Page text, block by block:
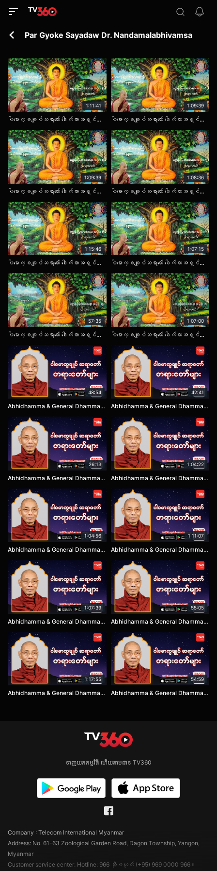
Par Gyoke Sayadaw Dr. Nandamalabhivamsa
1:11:41
ပါမောက္ခချုပ်ဆရာတော် ဒေါက်တာအရှင်နန္ဒမာလာဘိဝံသ။ ပဌာန်းမြတ်ဒေသနာ တရားတော် အပိုင်း (၁)
1:09:39
ပါမောက္ခချုပ်ဆရာတော် ဒေါက်တာအရှင်နန္ဒမာလာဘိဝံသ။ ပဌာန်းမြတ်ဒေသနာ တရားတော် အပိုင်း (၂)
1:09:39
ပါမောက္ခချုပ်ဆရာတော် ဒေါက်တာအရှင်နန္ဒမာလာဘိဝံသ။ ပဌာန်းမြတ်ဒေသနာ တရားတော် အပိုင်း (၃)
1:08:36
ပါမောက္ခချုပ်ဆရာတော် ဒေါက်တာအရှင်နန္ဒမာလာဘိဝံသ။ ပဌာန်းမြတ်ဒေသနာ တရားတော် အပိုင်း (၄)
1:15:46
ပါမောက္ခချုပ်ဆရာတော် ဒေါက်တာအရှင်နန္ဒမာလာဘိဝံသ။ ပဌာန်းမြတ်ဒေသနာ တရားတော် အပိုင်း (၆)
1:07:15
ပါမောက္ခချုပ်ဆရာတော် ဒေါက်တာအရှင်နန္ဒမာလာဘိဝံသ။ ပဌာန်းမြတ်ဒေသနာ တရားတော် အပိုင်း (၅)
57:35
ပါမောက္ခချုပ်ဆရာတော် ဒေါက်တာအရှင်နန္ဒမာလာဘိဝံသ။ ပဌာန်းမြတ်ဒေသနာ တရားတော် အပိုင်း (၇)
1:07:00
ပါမောက္ခချုပ်ဆရာတော် ဒေါက်တာအရှင်နန္ဒမာလာဘိဝံသ။ ပဌာန်းမြတ်ဒေသနာ တရားတော် အပိုင်း (၈)
48:54
Abhidhamma & General Dhamma EP1
42:41
Abhidhamma & General Dhamma EP2
26:13
Abhidhamma & General Dhamma EP3
1:04:22
Abhidhamma & General Dhamma EP4
1:04:56
Abhidhamma & General Dhamma EP5
1:11:07
Abhidhamma & General Dhamma EP6
1:07:39
Abhidhamma & General Dhamma EP7
55:05
Abhidhamma & General Dhamma EP8
1:17:55
Abhidhamma & General Dhamma EP9
54:59
Abhidhamma & General Dhamma EP10
ទាញយកកម្មវិធី ហើយតាមដាន TV360
Company : Telecom International Myanmar
Address: No. 61-63 Zoological Garden Road, Dagon Township, Yangon,
Myanmar
Customer service center: Hotline: 966 သို့မဟုတ် (+95) 969 0000 966။